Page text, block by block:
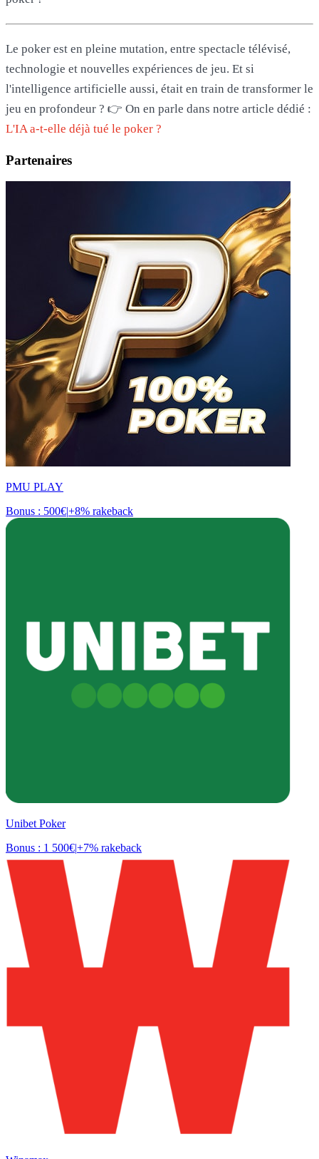
Le poker est en pleine mutation, entre spectacle télévisé,
technologie et nouvelles expériences de jeu. Et si
l'intelligence artificielle aussi, était en train de transformer le
jeu en profondeur ? 👉 On en parle dans notre article dédié :
L'IA a-t-elle déjà tué le poker ?
Partenaires
PMU PLAY
Bonus : 500€|+8% rakeback
Unibet Poker
Bonus : 1 500€|+7% rakeback